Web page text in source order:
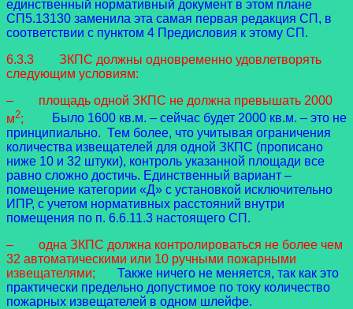
единственный нормативный документ в этом плане
СП5.13130 заменила эта самая первая редакция СП, в
соответствии с пунктом 4 Предисловия к этому СП.
6.3.3 ЗКПС должны одновременно удовлетворять
следующим условиям:
– площадь одной ЗКПС не должна превышать 2000
м2;
Было 1600 кв.м. – сейчас будет 2000 кв.м. – это не
принципиально. Тем более, что учитывая ограничения
количества извещателей для одной ЗКПС (прописано
ниже 10 и 32 штуки), контроль указанной площади все
равно сложно достичь. Единственный вариант –
помещение категории «Д» с установкой исключительно
ИПР, с учетом нормативных расстояний внутри
помещения по п. 6.6.11.3 настоящего СП.
– одна ЗКПС должна контролироваться не более чем
32 автоматическими или 10 ручными пожарными
извещателями;
Также ничего не меняется, так как это
практически предельно допустимое по току количество
пожарных извещателей в одном шлейфе.